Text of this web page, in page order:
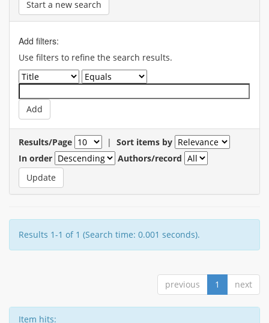
Start a new search
Add filters:
Use filters to refine the search results.
Results/Page | Sort items by
In order
Authors/record
Results 1-1 of 1 (Search time: 0.001 seconds).
previous 1 next
Item hits: